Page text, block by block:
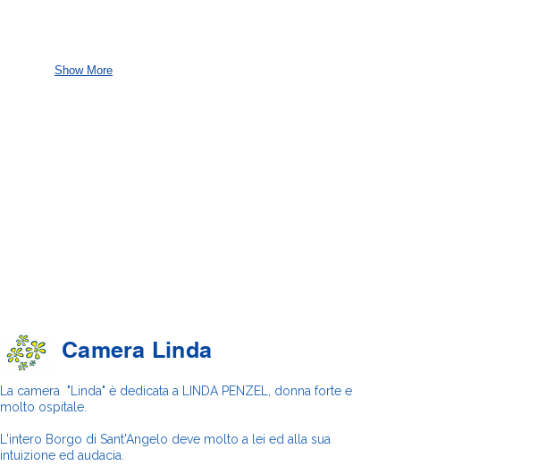
Show More
Camera Linda
La camera "Linda" è dedicata a LINDA PENZEL, donna forte e
molto ospitale.
L'intero Borgo di Sant'Angelo deve molto a lei ed alla sua
intuizione ed audacia.